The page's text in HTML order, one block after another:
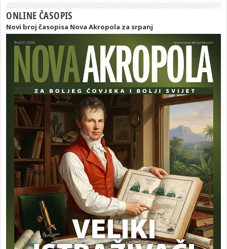
ONLINE ČASOPIS
Novi broj časopisa Nova Akropola za srpanj